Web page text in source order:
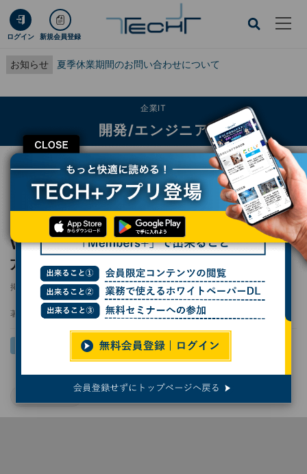
ログイン 新規会員登録
お知らせ 夏季休業期間のお問い合わせについて
CLOSE
企業IT
開発/エンジニア
TECH+ 企業IT
開発/エンジニア
Windows 10のインストールメディアを作る方法 - サポート終了までに対応を
Windows 10のインストールメディアを作る
方法 - サポート終了までに対応を
掲載日 2025/09/24 11:58 更新日 2025/10/06 16:45
著者： 後藤大地